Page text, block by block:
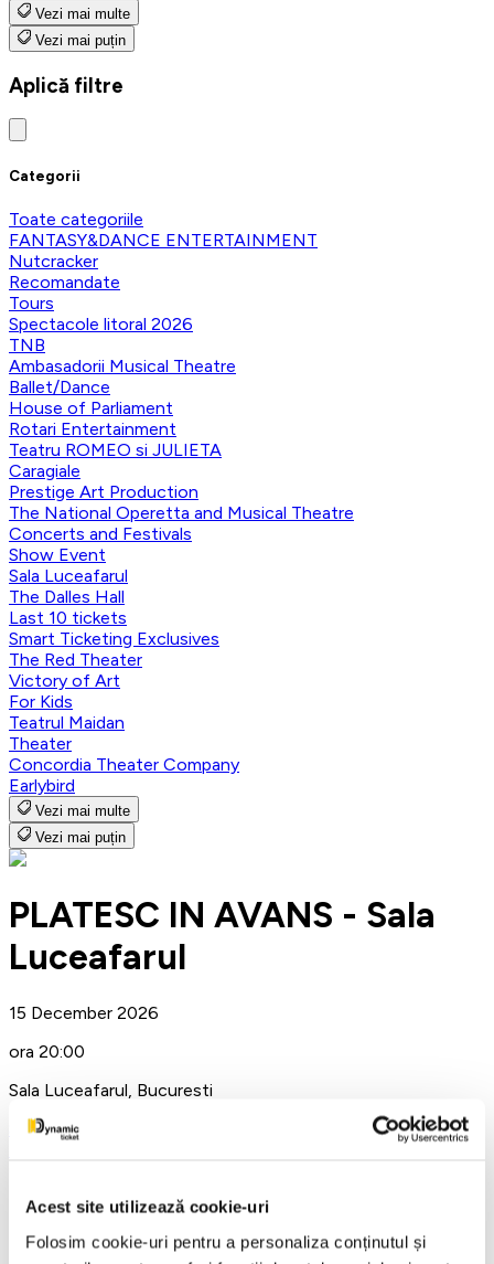
Acest site utilizează cookie-uri
Folosim cookie-uri pentru a personaliza conținutul și
Vezi mai multe
Vezi mai puțin
Aplică filtre
Categorii
Toate categoriile
FANTASY&DANCE ENTERTAINMENT
Nutcracker
Recomandate
Tours
Spectacole litoral 2026
TNB
Ambasadorii Musical Theatre
Ballet/Dance
House of Parliament
Rotari Entertainment
Teatru ROMEO si JULIETA
Caragiale
Prestige Art Production
The National Operetta and Musical Theatre
Concerts and Festivals
Show Event
Sala Luceafarul
The Dalles Hall
Last 10 tickets
Smart Ticketing Exclusives
The Red Theater
Victory of Art
For Kids
Teatrul Maidan
Theater
Concordia Theater Company
Earlybird
Vezi mai multe
Vezi mai puțin
PLATESC IN AVANS - Sala
Luceafarul
15 December 2026
ora 20:00
Sala Luceafarul, Bucuresti
Sala Luceafarul
Detalii eveniment
Pay in Advance